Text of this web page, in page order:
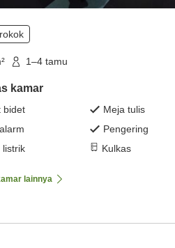
1–4 tamu
kamar
bidet
Meja tulis
Pengering
listrik
Kulkas
lainnya